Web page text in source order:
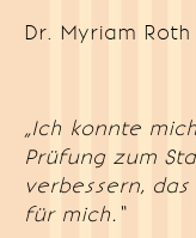
Dr. Myriam
„Ich konnte
Prüfung zum
verbessern,
für mich.“